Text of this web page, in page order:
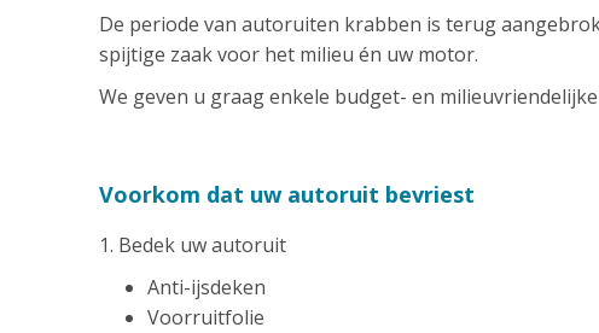
De periode van autoruiten krabben is terug
spijtige zaak voor het milieu én uw motor.
We geven u graag enkele budget- en
Voorkom dat uw autoruit bevriest
1. Bedek uw autoruit
Anti-ijsdeken
Voorruitfolie